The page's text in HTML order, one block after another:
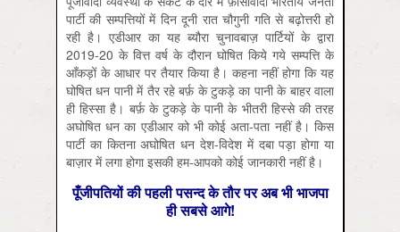
पार्टी की सम्पत्तियों में दिन दूनी रात चौगुनी गति से बढ़ोत्तरी हो
रही है। एडीआर का यह ब्यौरा चुनावबाज़ पार्टियों के द्वारा
2019-20 के वित्त वर्ष के दौरान घोषित किये गये सम्पत्ति के
आँकड़ों के आधार पर तैयार किया है। कहना नहीं होगा कि यह
घोषित धन पानी में तैर रहे बर्फ़ के टुकड़े का पानी के बाहर वाला
ही हिस्सा है। बर्फ़ के टुकड़े के पानी के भीतरी हिस्से की तरह
अघोषित धन का एडीआर को भी कोई अता-पता नहीं है। किस
पार्टी का कितना अघोषित धन देश-विदेश में दबा पड़ा होगा या
बाज़ार में लगा होगा इसकी हम-आपको कोई जानकारी नहीं है।
पूँजीपतियों की पहली पसन्द के तौर पर अब भी भाजपा
ही सबसे आगे!